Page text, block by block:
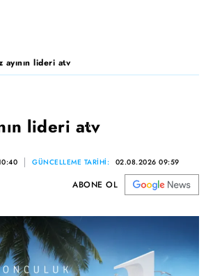
ayının lideri atv
lideri atv
GÜNCELLEME TARİHİ: 02.08.2026 09:59
ABONE OL